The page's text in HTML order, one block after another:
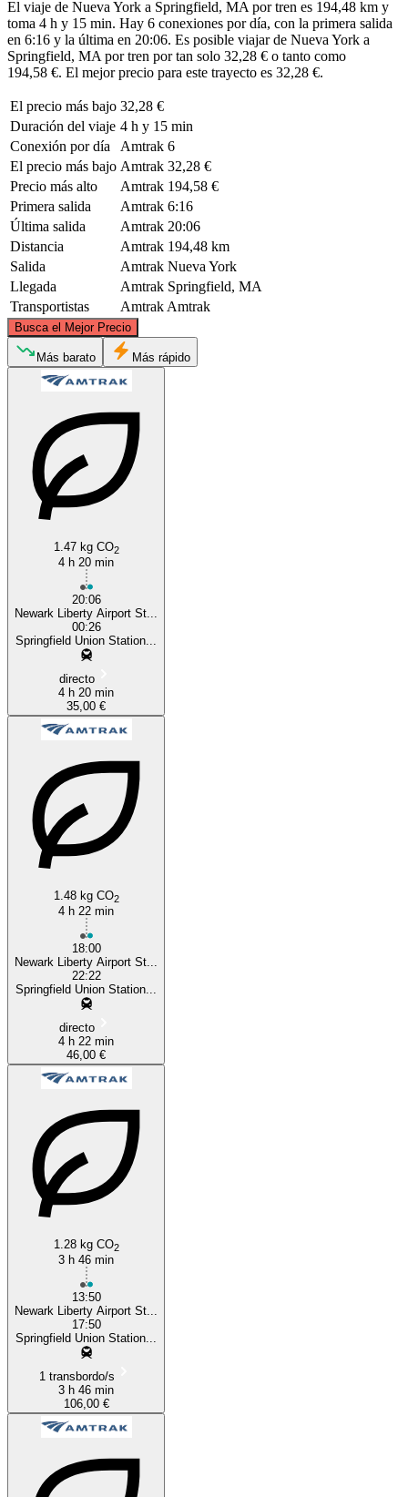
El viaje de Nueva York a Springfield, MA por tren es 194,48 km y
toma 4 h y 15 min. Hay 6 conexiones por día, con la primera salida
en 6:16 y la última en 20:06. Es posible viajar de Nueva York a
Springfield, MA por tren por tan solo 32,28 € o tanto como
194,58 €. El mejor precio para este trayecto es 32,28 €.
El precio más bajo 32,28 €
Duración del viaje 4 h y 15 min
Conexión por día
Amtrak 6
El precio más bajo Amtrak 32,28 €
Precio más alto
Amtrak 194,58 €
Primera salida
Amtrak 6:16
Última salida
Amtrak 20:06
Distancia
Amtrak 194,48 km
Salida
Amtrak Nueva York
Llegada
Amtrak Springfield, MA
Transportistas
Amtrak Amtrak
Busca el Mejor Precio
©
Más barato Más rápido
1.47 kg CO2
4 h 20 min
20:06
Newark Liberty Airport St...
00:26
Springfield Union Station...
directo
4 h 20 min
35,00 €
1.48 kg CO2
4 h 22 min
18:00
Newark Liberty Airport St...
22:22
Springfield Union Station...
directo
4 h 22 min
46,00 €
1.28 kg CO2
3 h 46 min
13:50
Newark Liberty Airport St...
17:50
Springfield Union Station...
1 transbordo/s
3 h 46 min
106,00 €